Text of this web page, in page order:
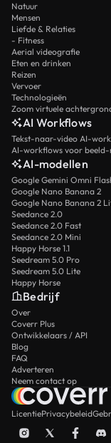
Natuur
Mensen
Liefde & Relaties
- Fitness
Aerial videografie
Eten en drinken
Reizen
Vervoer
Technologieën
Zoom virtuele
AI Workflows
Tekst-naar-video AI-
AI-workflows voor
AI-modellen
Google Gemini Omni
Google Nano Banana 2
Google Nano Banana 2
Seedance 2.0
Seedance 2.0 Fast
Seedance 2.0 Mini
Happy Horse 1.1
Seedream 5.0 Pro
Seedream 5.0 Lite
Happy Horse
Bedrijf
Over
Coverr Plus
Ontwikkelaars / API
Blog
FAQ
Adverteren
Neem contact op
LicentiePrivacybeleid